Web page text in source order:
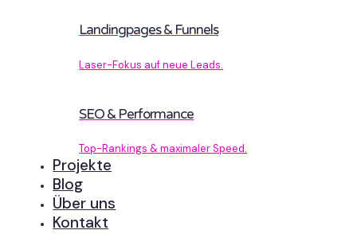
Landingpages & Funnels
Laser-Fokus auf neue Leads.
SEO & Performance
Top-Rankings & maximaler Speed.
Projekte
Blog
Über uns
Kontakt